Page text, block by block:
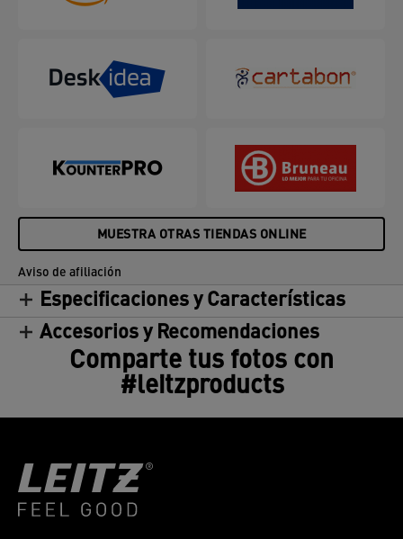
MUESTRA OTRAS TIENDAS ONLINE
Aviso de afiliación
Especificaciones y Características
Accesorios y Recomendaciones
Comparte tus fotos con
#leitzproducts